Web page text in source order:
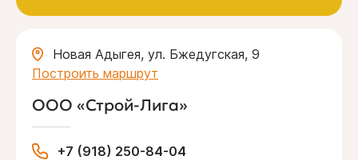
Новая Адыгея, ул. Бжедугская, 9
Построить маршрут
ООО «Строй-Лига»
+7 (918) 250-84-04